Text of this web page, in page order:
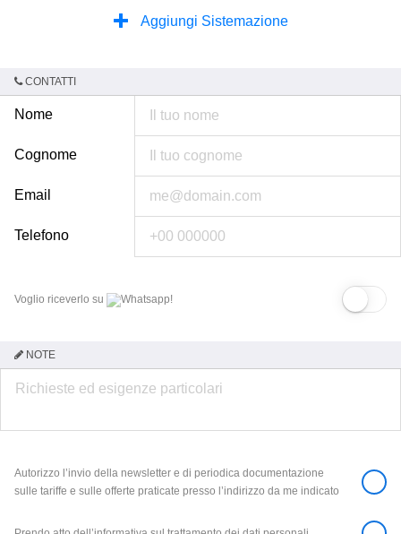
Aggiungi Sistemazione
CONTATTI
Nome
Cognome
Email
Telefono
Voglio riceverlo su Whatsapp!
NOTE
Autorizzo l’invio della newsletter e di periodica documentazione
sulle tariffe e sulle offerte praticate presso l’indirizzo da me indicato